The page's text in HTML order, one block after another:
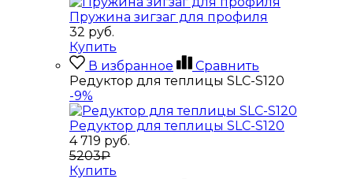
Пружина зигзаг для профиля
32 руб.
Купить
В избранное
Сравнить
Редуктор для теплицы SLC-S120
-9%
Редуктор для теплицы SLC-S120
4 719 руб.
5203₽
Купить